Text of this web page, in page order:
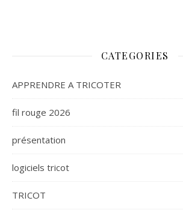
CATEGORIES
APPRENDRE A TRICOTER
fil rouge 2026
présentation
logiciels tricot
TRICOT